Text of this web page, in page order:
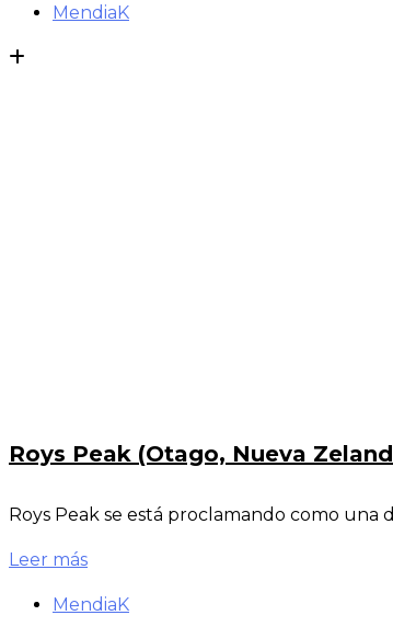
MendiaK
Roys Peak (Otago, Nueva
Roys Peak se está proclamando como una
Leer más
MendiaK